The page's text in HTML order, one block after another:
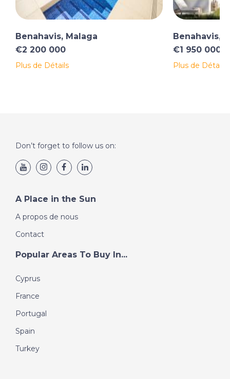
Benahavis, Malaga
€2 200 000
Plus de Détails
Benahavis,
€1 950 000
Plus de Détails
Don’t forget to follow us on:
A Place in the Sun
A propos de nous
Contact
Popular Areas To Buy In...
Cyprus
France
Portugal
Spain
Turkey